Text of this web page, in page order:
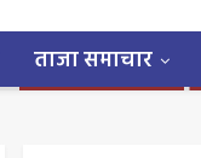
ताजा समाचार